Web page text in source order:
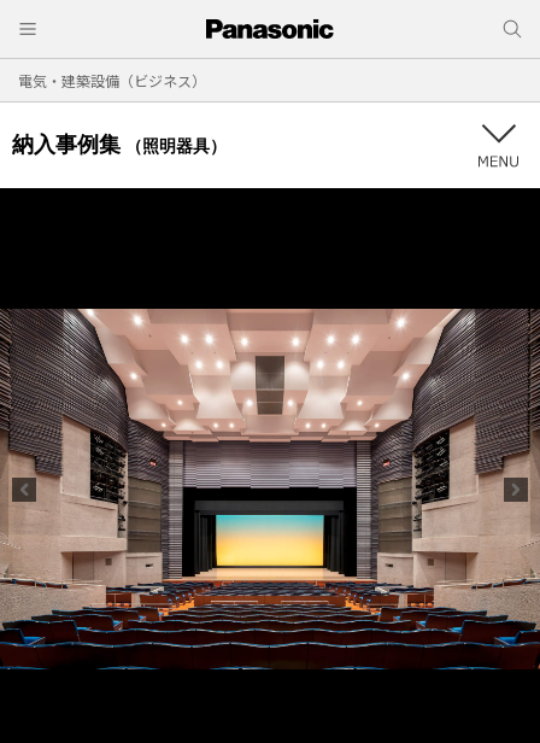
電気・建築設備（ビジネス）
納入事例集 （照明器具）